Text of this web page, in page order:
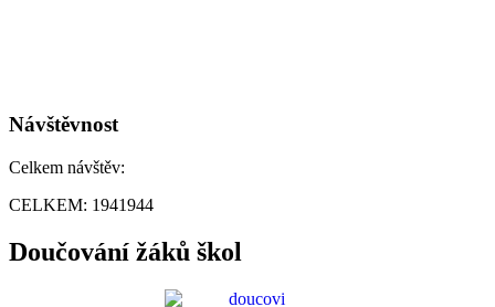
Návštěvnost
Celkem návštěv:
CELKEM: 1941944
Doučování žáků škol